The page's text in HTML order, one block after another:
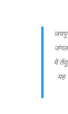
जंगल
में
यह